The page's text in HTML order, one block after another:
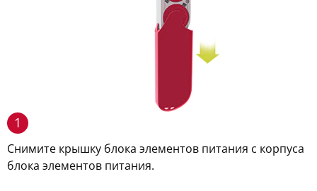
1
Снимите крышку блока элементов питания с корпуса
блока элементов питания.